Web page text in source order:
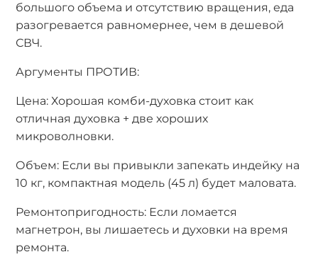
большого объема и отсутствию вращения, еда
разогревается равномернее, чем в дешевой
СВЧ.
Аргументы ПРОТИВ:
Цена: Хорошая комби-духовка стоит как
отличная духовка + две хороших
микроволновки.
Объем: Если вы привыкли запекать индейку на
10 кг, компактная модель (45 л) будет маловата.
Ремонтопригодность: Если ломается
магнетрон, вы лишаетесь и духовки на время
ремонта.